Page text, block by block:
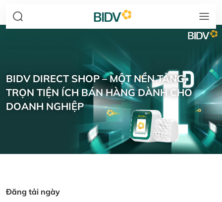
BIDV DIRECT SHOP – MỘT NỀN TẢNG,
TRỌN TIỆN ÍCH BÁN HÀNG DÀNH CHO
DOANH NGHIỆP
Đăng tải ngày